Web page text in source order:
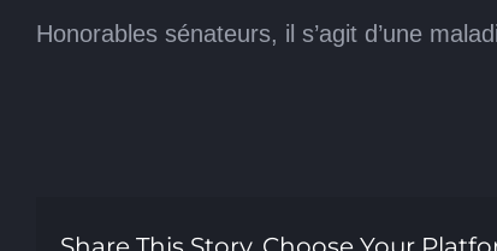
Honorables sénateurs, il s’agit d’une